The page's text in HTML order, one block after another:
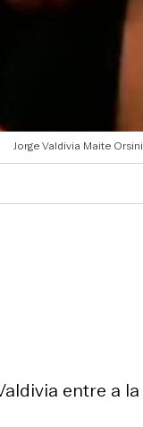
Jorge Valdivia Maite Orsini
entre a la